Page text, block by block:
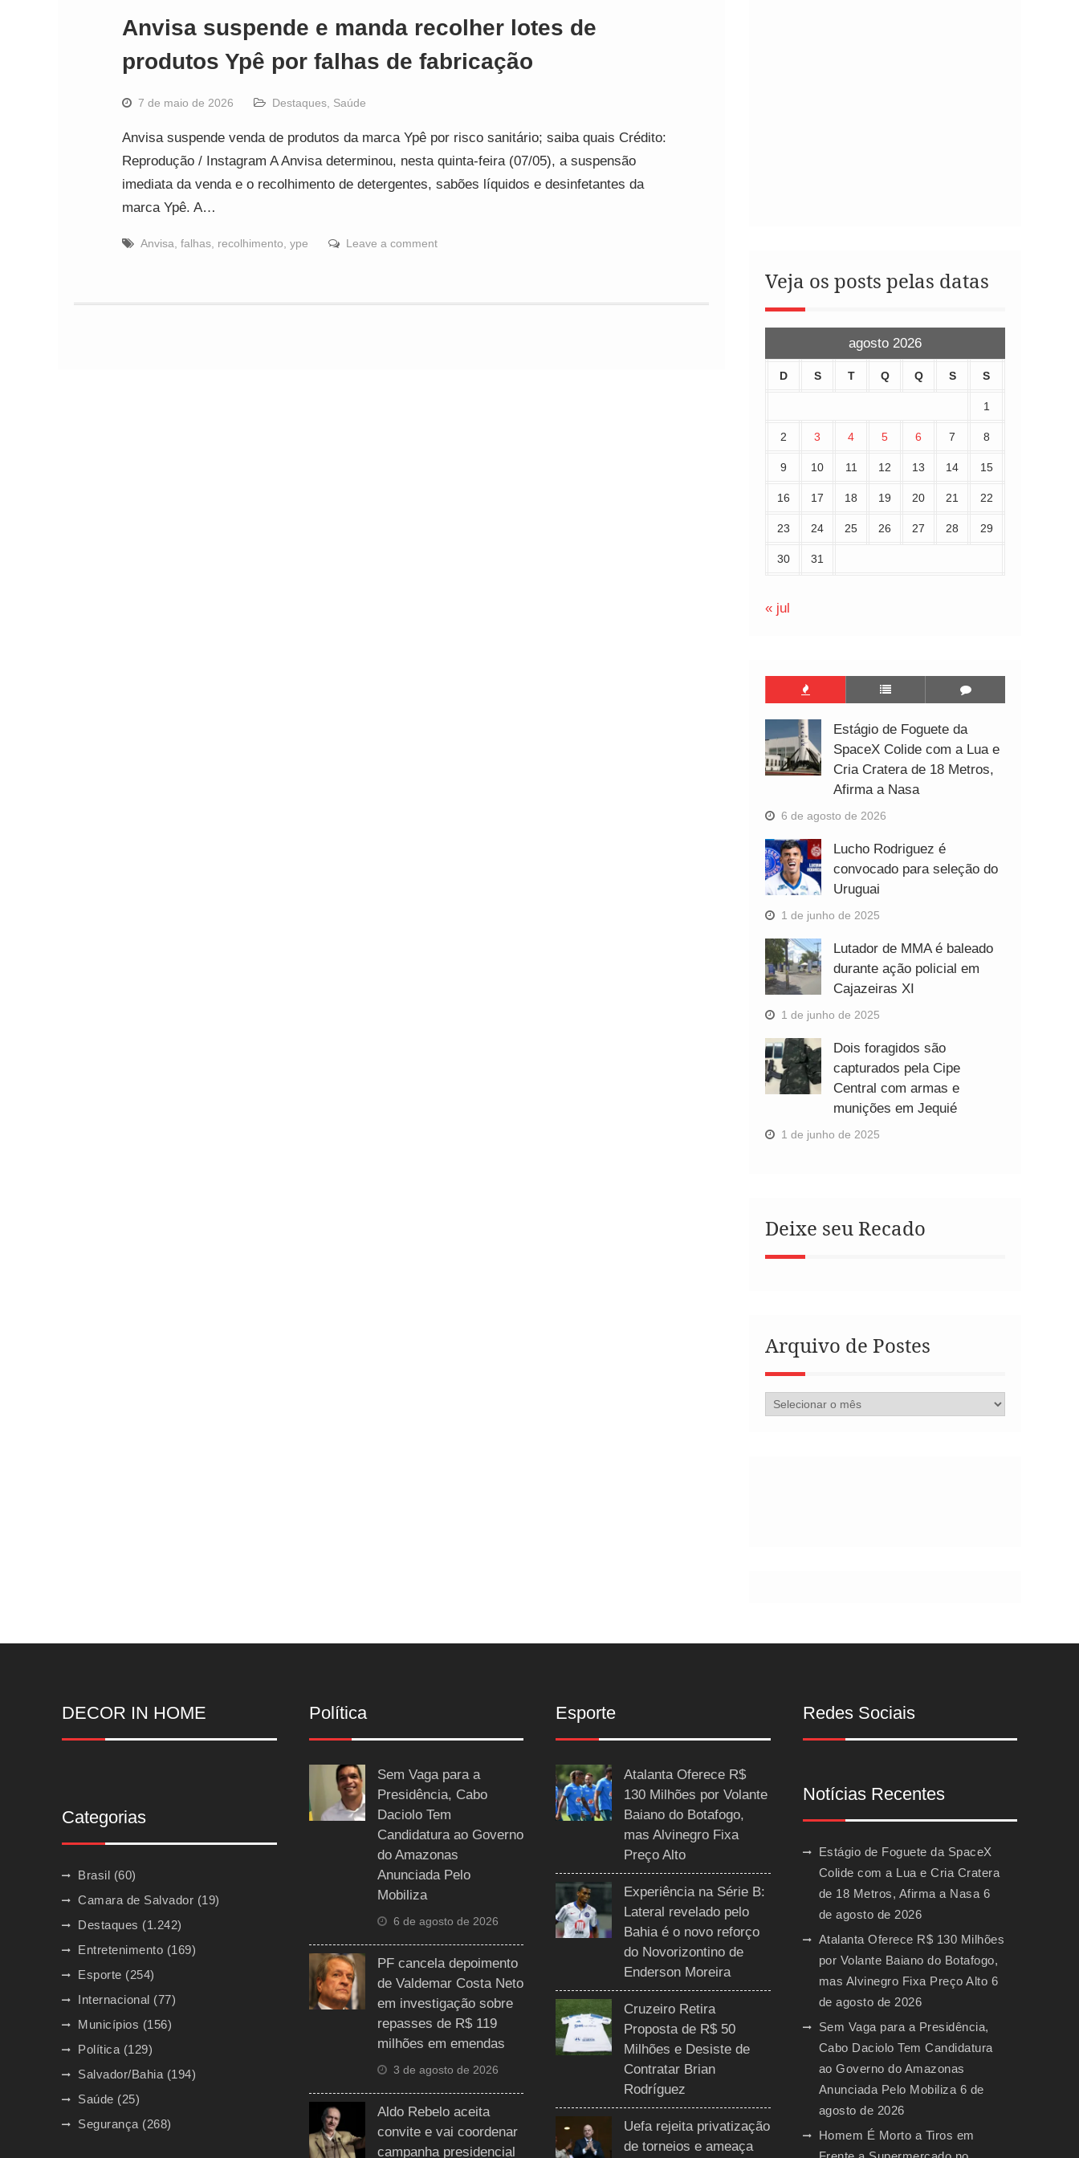
Anvisa suspende e manda recolher lotes de
produtos Ypê por falhas de fabricação
7 de maio de 2026 Destaques Saúde
Anvisa suspende venda de produtos da marca Ypê por risco sanitário; saiba quais Crédito:
Reprodução / Instagram A Anvisa determinou, nesta quinta-feira (07/05), a suspensão
imediata da venda e o recolhimento de detergentes, sabões líquidos e desinfetantes da
marca Ypê. A…
Anvisa falhas recolhimento ype Leave a comment
Veja os posts pelas datas
agosto 2026
D S T Q Q S S
1
2 3 4 5 6 7 8
9 10 11 12 13 14 15
16 17 18 19 20 21 22
23 24 25 26 27 28 29
30 31
« jul
Estágio de Foguete da
SpaceX Colide com a Lua e
Cria Cratera de 18 Metros,
Afirma a Nasa
6 de agosto de 2026
Lucho Rodriguez é
convocado para seleção do
Uruguai
1 de junho de 2025
Lutador de MMA é baleado
durante ação policial em
Cajazeiras XI
1 de junho de 2025
Dois foragidos são
capturados pela Cipe
Central com armas e
munições em Jequié
1 de junho de 2025
Deixe seu Recado
Arquivo de Postes
Arquivo
DECOR IN HOME
Categorias
Brasil (60)
Camara de Salvador (19)
Destaques (1.242)
Entretenimento (169)
Esporte (254)
Internacional (77)
Municípios (156)
Política (129)
Salvador/Bahia (194)
Saúde (25)
Segurança (268)
Política
Sem Vaga para a
Presidência, Cabo
Daciolo Tem
Candidatura ao Governo
do Amazonas
Anunciada Pelo
Mobiliza
6 de agosto de 2026
PF cancela depoimento
de Valdemar Costa Neto
em investigação sobre
repasses de R$ 119
milhões em emendas
3 de agosto de 2026
Aldo Rebelo aceita
convite e vai coordenar
campanha presidencial
Esporte
Atalanta Oferece R$
130 Milhões por Volante
Baiano do Botafogo,
mas Alvinegro Fixa
Preço Alto
Experiência na Série B:
Lateral revelado pelo
Bahia é o novo reforço
do Novorizontino de
Enderson Moreira
Cruzeiro Retira
Proposta de R$ 50
Milhões e Desiste de
Contratar Brian
Rodríguez
Uefa rejeita privatização
de torneios e ameaça
Redes Sociais
Notícias Recentes
Estágio de Foguete da SpaceX
Colide com a Lua e Cria Cratera
de 18 Metros, Afirma a Nasa 6
de agosto de 2026
Atalanta Oferece R$ 130 Milhões
por Volante Baiano do Botafogo,
mas Alvinegro Fixa Preço Alto 6
de agosto de 2026
Sem Vaga para a Presidência,
Cabo Daciolo Tem Candidatura
ao Governo do Amazonas
Anunciada Pelo Mobiliza 6 de
agosto de 2026
Homem É Morto a Tiros em